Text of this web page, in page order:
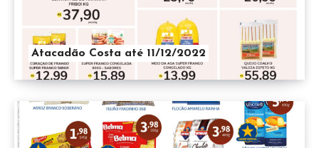
Atacadão Costa até 11/12/2022